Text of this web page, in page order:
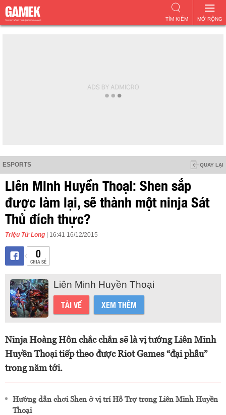
MỞ RỘNG
TÌM KIẾM
ESPORTS QUAY LẠI
Liên Minh Huyền Thoại: Shen sắp
được làm lại, sẽ thành một ninja Sát
Thủ đích thực?
Triệu Tử Long | 16:41 16/12/2015
0
CHIA SẺ
Liên Minh Huyền Thoại
TẢI VỀ XEM THÊM
Ninja Hoàng Hôn chắc chắn sẽ là vị tướng Liên Minh
Huyền Thoại tiếp theo được Riot Games “đại phẫu”
trong năm tới.
Hướng dẫn chơi Shen ở vị trí Hỗ Trợ trong Liên Minh Huyền
Thoại